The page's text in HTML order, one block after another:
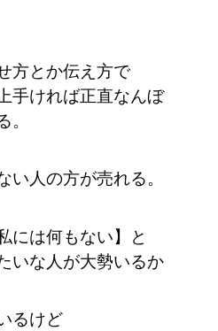
方とか伝え方で
手ければ正直なんぼ
い人の方が売れる。
には何もない】と
いな人が大勢いるか
るけど